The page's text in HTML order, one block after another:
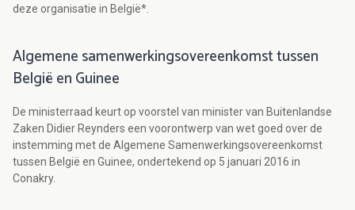
deze organisatie in België*.
Algemene samenwerkingsovereenkomst tussen
België en Guinee
De ministerraad keurt op voorstel van minister van Buitenlandse
Zaken Didier Reynders een voorontwerp van wet goed over de
instemming met de Algemene Samenwerkingsovereenkomst
tussen België en Guinee, ondertekend op 5 januari 2016 in
Conakry.